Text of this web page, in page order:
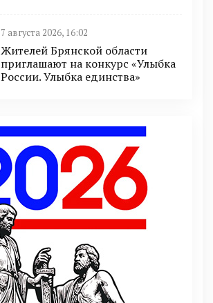
7 августа 2026, 16:02
Жителей Брянской области
приглашают на конкурс «Улыбка
России. Улыбка единства»